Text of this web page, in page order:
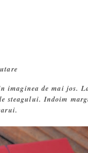
de mai jos.
Indoim